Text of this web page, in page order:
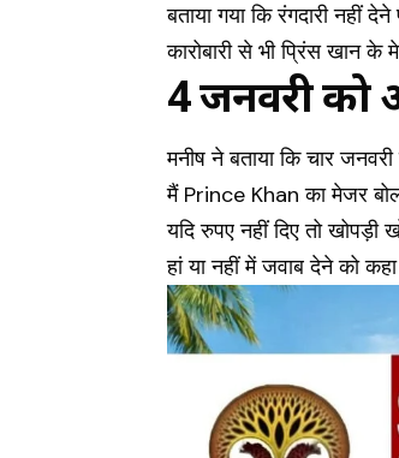
बताया गया कि रंगदारी नहीं
कारोबारी से भी प्रिंस खान के
4 जनवरी
मनीष ने बताया कि चार
मैं Prince Khan का मेजर
यदि रुपए नहीं दिए तो
हां या नहीं में जवाब देने को